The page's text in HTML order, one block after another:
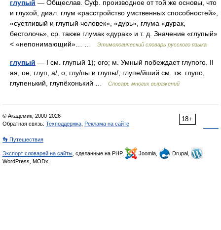
глупый — Общеслав. Суф. производное от той же основы, что
и глухой, диал. глум «расстройство умственных способностей»,
«суетливый и глупый человек», «дурь», глума «дурак,
бестолочь», ср. также глумак «дурак» и т. д. Значение «глупый»
< «непонимающий»… …
Этимологический словарь русского языка
глупый — I см. глупый 1); ого; м. Умный побеждает глупого. II
ая, ое; глуп, а/, о; глу/пы и глупы/; глупе/йший см. тж. глупо,
глупенький, глупёхонький …
Словарь многих выражений
18+
© Академик, 2000-2026
Обратная связь: Техподдержка Реклама на сайте
👣 Путешествия
Экспорт словарей на сайты , сделанные на PHP, Joomla,
Drupal,
WordPress, MODx.